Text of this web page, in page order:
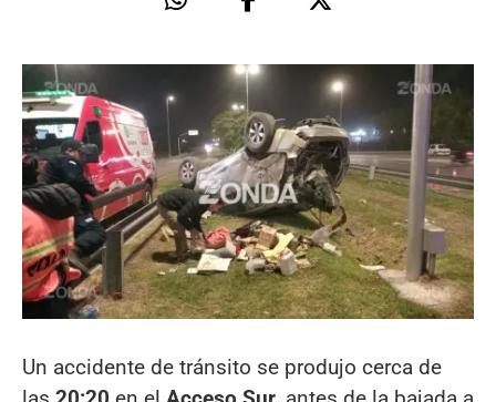
Un accidente de tránsito se produjo cerca de